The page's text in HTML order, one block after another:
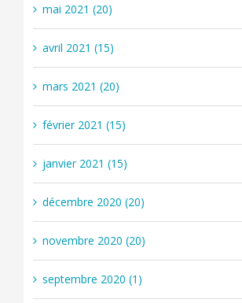
mai 2021 (20)
avril 2021 (15)
mars 2021 (20)
février 2021 (15)
janvier 2021 (15)
décembre 2020 (20)
novembre 2020 (20)
septembre 2020 (1)